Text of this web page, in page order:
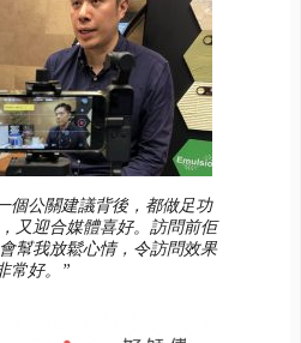
個公關建議背後，都做足功
又迎合媒體喜好。訪問前佢
幫我放鬆心情，令訪問效果
常好。”